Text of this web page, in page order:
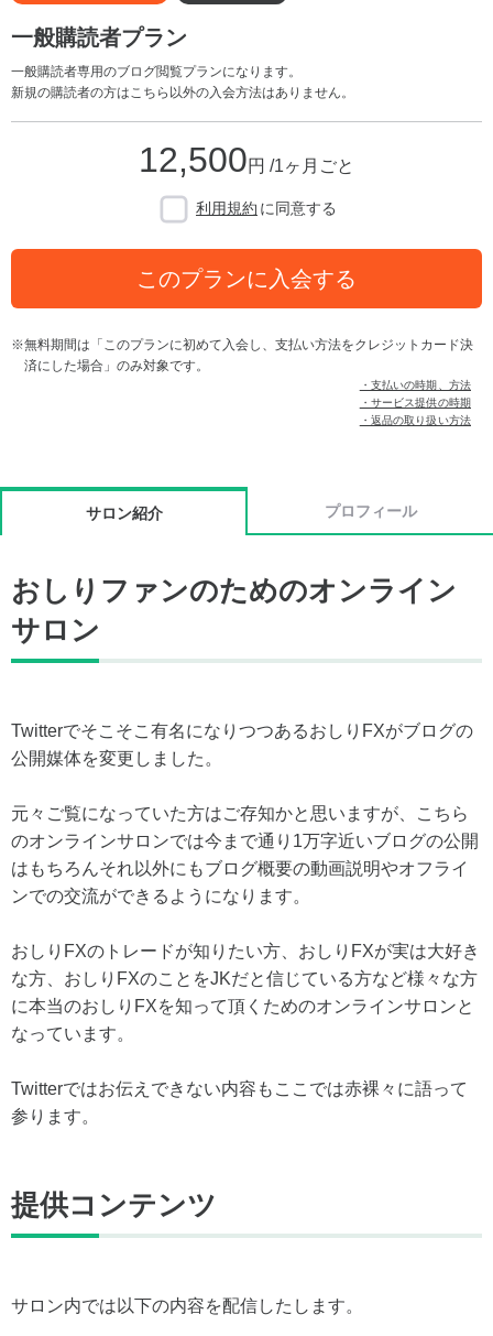
一般購読者プラン
一般購読者専用のブログ閲覧プランになります。
新規の購読者の方はこちら以外の入会方法はありません。
12,500円 /1ヶ月ごと
利用規約 に同意する
このプランに入会する
無料期間は「このプランに初めて入会し、支払い方法をクレジットカード決
済にした場合」のみ対象です。
・支払いの時期、方法
・サービス提供の時期
・返品の取り扱い方法
サロン紹介 プロフィール
おしりファンのためのオンライン
サロン
Twitterでそこそこ有名になりつつあるおしりFXがブログの
公開媒体を変更しました。
元々ご覧になっていた方はご存知かと思いますが、こちら
のオンラインサロンでは今まで通り1万字近いブログの公開
はもちろんそれ以外にもブログ概要の動画説明やオフライ
ンでの交流ができるようになります。
おしりFXのトレードが知りたい方、おしりFXが実は大好き
な方、おしりFXのことをJKだと信じている方など様々な方
に本当のおしりFXを知って頂くためのオンラインサロンと
なっています。
Twitterではお伝えできない内容もここでは赤裸々に語って
参ります。
提供コンテンツ
サロン内では以下の内容を配信したします。